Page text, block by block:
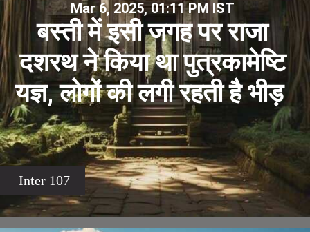
Mar 6, 2025, 01:11 PM IST
बस्ती में इसी जगह पर राजा
दशरथ ने किया था पुत्रकामेष्टि
यज्ञ, लोगों की लगी रहती है भीड़
Inter 107